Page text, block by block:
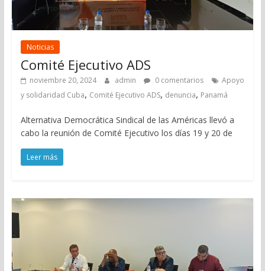
Noticias
Comité Ejecutivo ADS
noviembre 20, 2024 admin 0 comentarios
Apoyo
y solidaridad Cuba, Comité Ejecutivo ADS, denuncia, Panamá
Alternativa Democrática Sindical de las Américas llevó a
cabo la reunión de Comité Ejecutivo los días 19 y 20 de
Leer más